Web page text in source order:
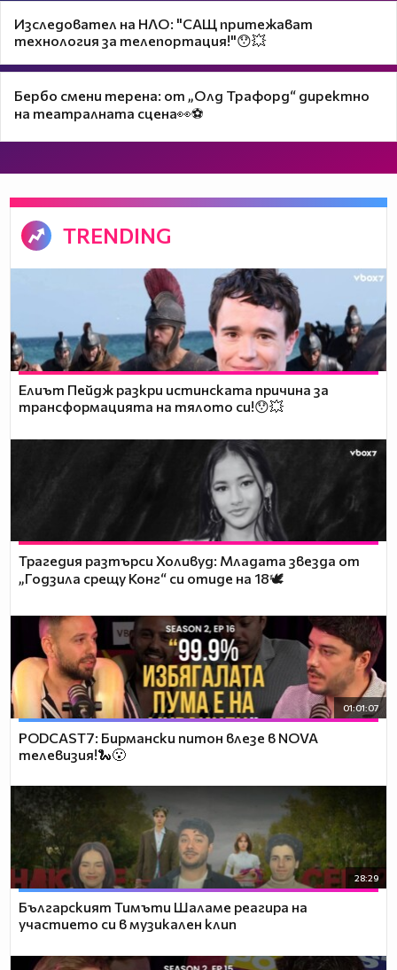
Изследовател на НЛО: "САЩ притежават
технология за телепортация!"😯💥
Бербо смени терена: от „Олд Трафорд“ директно
на театралната сцена👀⚽
TRENDING
Елиът Пейдж разкри истинската причина за
трансформацията на тялото си!😯💥
Трагедия разтърси Холивуд: Младата звезда от
„Годзила срещу Конг“ си отиде на 18🕊️
01:01:07
PODCAST7: Бирмански питон влезе в NOVA
телевизия!🐍😮
28:29
Българският Тимъти Шаламе реагира на
участието си в музикален клип